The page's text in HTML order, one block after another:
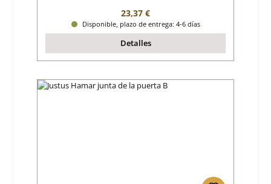
Precio normal:
23,37 €
Disponible, plazo de entrega: 4-6 días
Detalles